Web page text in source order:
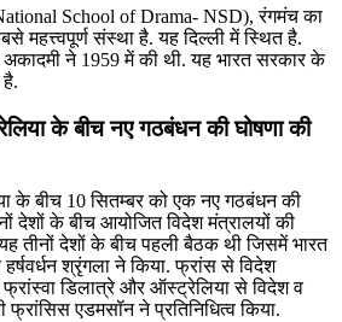
School of Drama- NSD), रंगमंच का
महत्त्वपूर्ण संस्था है. यह दिल्ली में स्थित है.
ने 1959 में की थी. यह भारत सरकार के
के बीच नए गठबंधन की घोषणा की
के बीच 10 सितम्बर को एक नए गठबंधन की
देशों के बीच आयोजित विदेश मंत्रालयों की
तीनों देशों के बीच पहली बैठक थी जिसमें भारत
हर्षवर्धन श्रृंगला ने किया. फ्रांस से विदेश
डिलात्रे और ऑस्ट्रेलिया से विदेश व
फ्रांसिस एडमसॉन ने प्रतिनिधित्व किया.